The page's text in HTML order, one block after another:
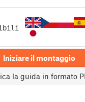
Iniziare il montaggio
la guida in formato